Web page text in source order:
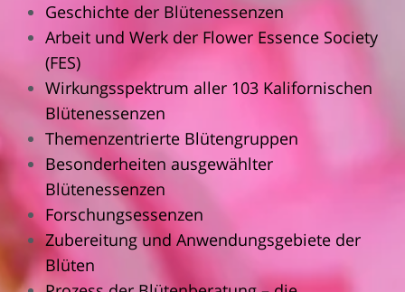
Geschichte der Blütenessenzen
Arbeit und Werk der Flower Essence Society
(FES)
Wirkungsspektrum aller 103 Kalifornischen
Blütenessenzen
Themenzentrierte Blütengruppen
Besonderheiten ausgewählter
Blütenessenzen
Forschungsessenzen
Zubereitung und Anwendungsgebiete der
Blüten